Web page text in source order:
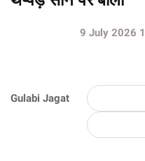
Gulabi Jagat
9 July 2026